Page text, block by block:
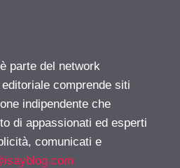
parte del network
comprende siti
indipendente che
di appassionati ed esperti
comunicati e